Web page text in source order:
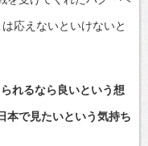
応えないといけないと
れるなら良いという想
本で見たいという気持ち